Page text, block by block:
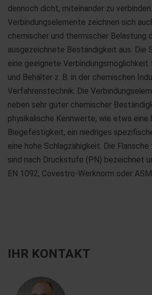
IHR KONTAKT
dennoch dicht, miteinander zu
Verbindungselemente zeichnen sich
chemischer und thermischer Belastung
ausgezeichnete Beständigkeit aus. Die
eine geeignete Verbindungsmöglichkeit
und Behälter z. B. in der chemischen
Verfahrenstechnik. Die
neben sehr guter chemischer
physikalische Kennwerte, wie etwa eine
Biegefestigkeit, ein niedriges
eine hohe Schlagzähigkeit. Die
sind nach Druckstufe (PN) bezeichnet
EN 1092, Covestro-Werknorm oder